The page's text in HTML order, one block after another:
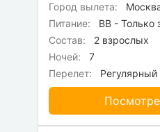
Город вылета:
Питание:
BB - Только
Состав:
2 взрослых
Ночей:
7
Перелет:
Регулярный